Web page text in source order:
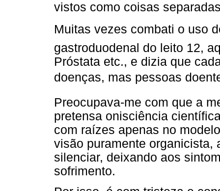
vistos como coisas
Muitas vezes combati o uso
gastroduodenal do leito 12,
Próstata etc., e dizia que
doenças, mas pessoas
Preocupava-me com que a
pretensa onisciência
com raízes apenas no
visão puramente organicista,
silenciar, deixando aos
sofrimento.